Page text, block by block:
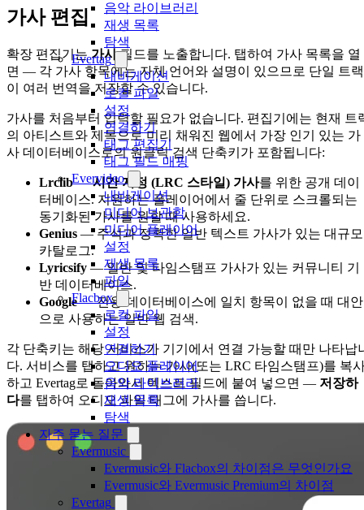
음악 라이브러리
재생 목록
탐색
Evertag
내비게이션
로컬 파일
설정
연결하기
태그 편집기
태그 필드 매핑
Evervideo
내비게이션
미디어 보관함
미디어 플레이어
설정
재생 목록
파일
Flacbox
로컬 파일
설정
연결하기
오디오 플레이어
음악 라이브러리
재생 목록
탐색
자주 묻는 질문
Evermusic
Evermusic와 Flacbox의 차이점은 무엇인가요
Evermusic와 Evermusic Premium의 차이점
Evertag
가사 편집
확장 편집기는가사필드를 노출합니다. 탭하여 가사 목록을 열
면 — 각 가사 항목에는 자체 언어와 설명이 있으므로 단일 트랙
이 여러 번역을 저장할 수 있습니다.
가사를 처음부터 입력할 필요가 없습니다. 편집기에는 현재 트
의 아티스트와 제목으로 미리 채워진 웹에서 가장 인기 있는 가
사 데이터베이스로의 원클릭 검색 단축키가 포함됩니다:
Lrclib—시간 지정 (LRC 스타일) 가사를 위한 공개 데이
터베이스. 지원하는 플레이어에서 줄 단위로 스크롤되는
동기화된 가사를 원할 때 사용하세요.
Genius — 주석과 정확한 일반 텍스트 가사가 있는 대규모
카탈로그.
Lyricsify — 일반 및 타임스탬프 가사가 있는 커뮤니티 기
반 데이터베이스.
Google— 전용 데이터베이스에 일치 항목이 없을 때 대안
으로 사용하는 일반 웹 검색.
각 단축키는 해당 서비스가 기기에서 연결 가능할 때만 나타납
다. 서비스를 탭하고 원하는 가사(또는 LRC 타임스탬프)를 복
하고 Evertag로 돌아와서 텍스트 필드에 붙여 넣으면 — 저장하
다를 탭하여 오디오 파일 태그에 가사를 씁니다.